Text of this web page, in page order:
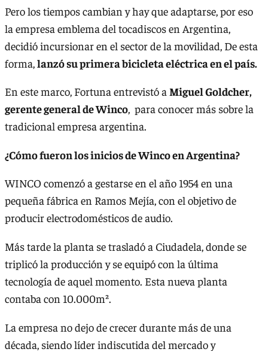
Pero los tiempos cambian y hay que adaptarse, por eso
la empresa emblema del tocadiscos en Argentina,
decidió incursionar en el sector de la movilidad, De esta
forma,lanzó su primera bicicleta eléctrica en el país.
En este marco, Fortuna entrevistó a Miguel Goldcher,
gerente general de Winco, para conocer más sobre la
tradicional empresa argentina.
¿Cómo fueron los inicios de Winco en Argentina?
WINCO comenzó a gestarse en el año 1954 en una
pequeña fábrica en Ramos Mejía, con el objetivo de
producir electrodomésticos de audio.
Más tarde la planta se trasladó a Ciudadela, donde se
triplicó la producción y se equipó con la última
tecnología de aquel momento. Esta nueva planta
contaba con 10.000m².
La empresa no dejo de crecer durante más de una
década, siendo líder indiscutida del mercado y